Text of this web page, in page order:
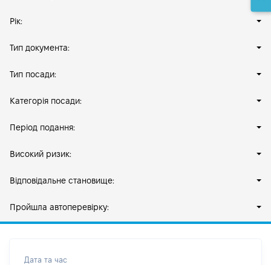
Рік:
Тип документа:
Тип посади:
Категорія посади:
Період подання:
Високий ризик:
Відповідальне становище:
Пройшла автоперевірку:
Дата та час